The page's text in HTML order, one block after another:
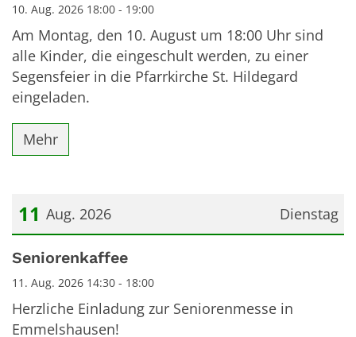
10. Aug. 2026 18:00 - 19:00
Am Montag, den 10. August um 18:00 Uhr sind
alle Kinder, die eingeschult werden, zu einer
Segensfeier in die Pfarrkirche St. Hildegard
eingeladen.
Mehr
Dienstag
11 Aug. 2026
Datum: 11. August 2026
Seniorenkaffee
11. Aug. 2026 14:30 - 18:00
Herzliche Einladung zur Seniorenmesse in
Emmelshausen!